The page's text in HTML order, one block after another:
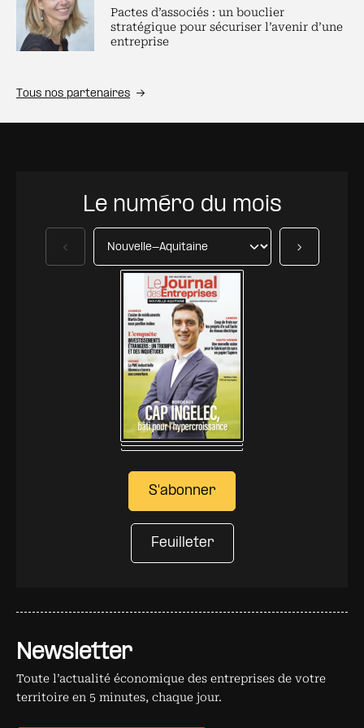
Pactes d’associés : un bouclier
stratégique pour sécuriser l’avenir d’une
entreprise
Tous nos partenaires
Newsletter
Toute l’actualité économique des entreprises de votre
territoire en 5 minutes, chaque jour.
Le numéro du mois
S'abonner
Feuilleter
Précédent Suivant